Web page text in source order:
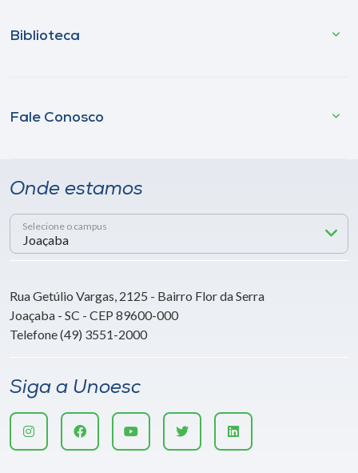
Biblioteca
Fale Conosco
Onde estamos
Selecione o campus
Rua Getúlio Vargas, 2125 - Bairro Flor da Serra
Joaçaba - SC - CEP 89600-000
Telefone (49) 3551-2000
Siga a Unoesc